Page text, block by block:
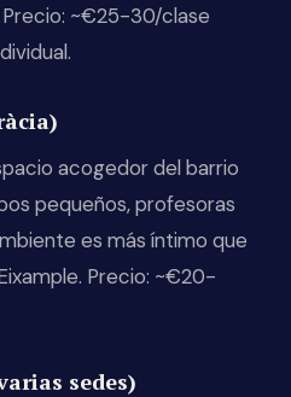
~€25-30/clase
acogedor del barrio
pequeños, profesoras
es más íntimo que
Precio: ~€20-
sedes)